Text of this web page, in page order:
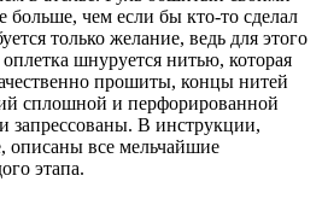
больше, чем если бы кто-то сделал
только желание, ведь для этого
шнуруется нитью, которая
прошиты, концы нитей
сплошной и перфорированной
В инструкции,
описаны все мельчайшие
этапа.